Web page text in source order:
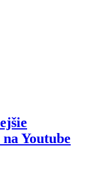
Youtube